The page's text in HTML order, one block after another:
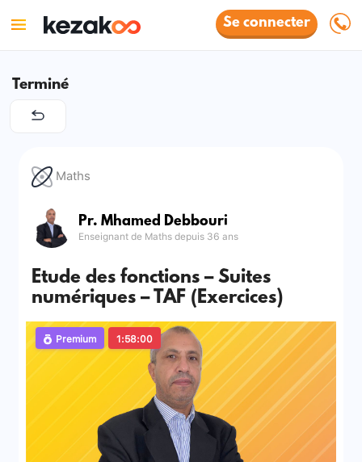
Se connecter
Terminé
Maths
Pr. Mhamed Debbouri
Enseignant de Maths depuis 36 ans
Etude des fonctions – Suites
numériques – TAF (Exercices)
Premium 1:58:00